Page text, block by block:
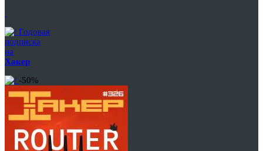
Годовая
подписка
на
Хакер
-50%